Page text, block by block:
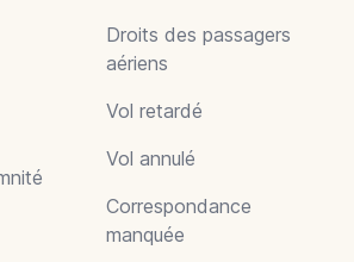
Droits des passagers
aériens
Vol retardé
Vol annulé
Correspondance
manquée